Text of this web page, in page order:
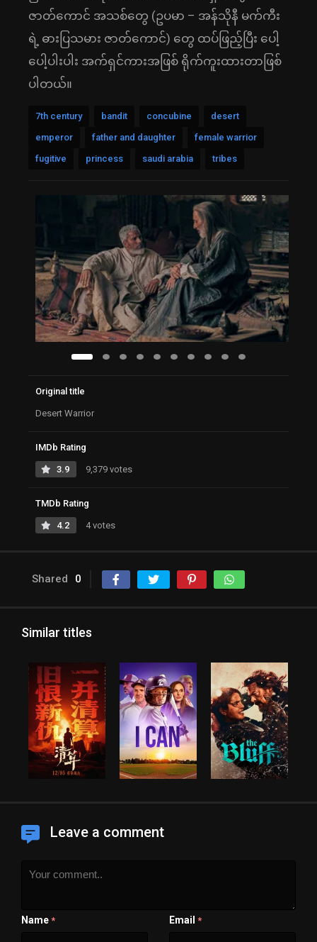
ဇာတ်ကောင် အသစ်တွေ (ဥပမာ – အန်သိုနီ မက်ကီး
ရဲ့ ဓားပြသမား ဇာတ်ကောင်) တွေ ထပ်ဖြည့်ပြီး ပေါ့
ပေါ့ပါးပါး အက်ရှင်ကားအဖြစ် ရိုက်ကူးထားတာဖြစ်
ပါတယ်။
7th century bandit concubine
desert
emperor
father and daughter
female warrior
fugitive
princess saudi arabia tribes
Original title
Desert Warrior
IMDb Rating
3.9 9,379 votes
TMDb Rating
4.2 4 votes
Shared 0
Similar titles
Leave a comment
Name * Email *